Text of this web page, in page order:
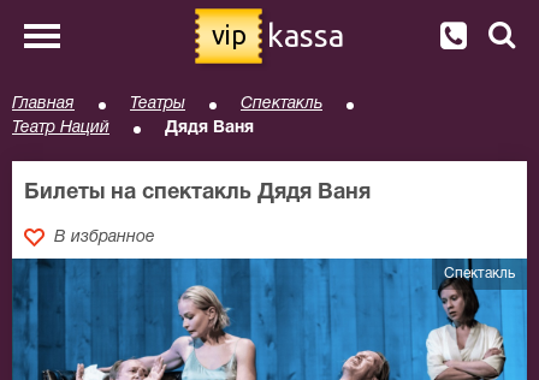
vip kassa
Главная Театры
Спектакль
Театр Наций
Дядя Ваня
Билеты на спектакль Дядя Ваня
В избранное
Спектакль